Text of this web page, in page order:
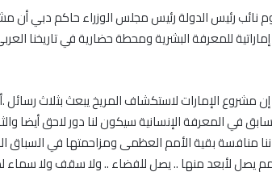
رئيس الدولة رئيس مجلس الوزراء حاكم دبي أن
للمعرفة البشرية ومحطة حضارية في تاريخنا
إن مشروع الإمارات لاستكشاف المريخ يبعث بثلاث رسائل
في المعرفة الإنسانية سيكون لنا دور لاحق أيضا
منافسة بقية الأمم العظمى ومزاحمتها في السباق
يصل لأبعد منها .. يصل للفضاء .. ولا سقف ولا سماء